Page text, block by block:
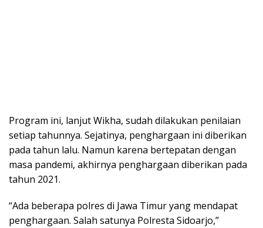
Program ini, lanjut Wikha, sudah dilakukan penilaian
setiap tahunnya. Sejatinya, penghargaan ini diberikan
pada tahun lalu. Namun karena bertepatan dengan
masa pandemi, akhirnya penghargaan diberikan pada
tahun 2021.
“Ada beberapa polres di Jawa Timur yang mendapat
penghargaan. Salah satunya Polresta Sidoarjo,”